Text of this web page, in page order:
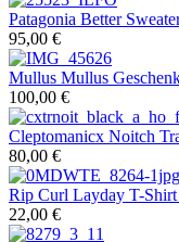
Patagonia Better
95,00 €
Mullus Mullus
100,00 €
Cleptomanicx Noitch
80,00 €
Rip Curl Layday T-
22,00 €